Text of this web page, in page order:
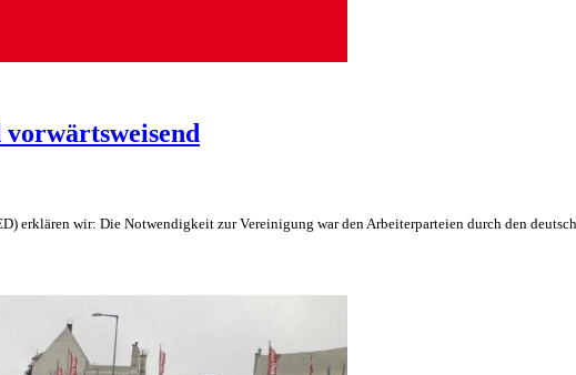
erklären wir: Die Notwendigkeit zur Vereinigung war den Arbeiterparteien durch den